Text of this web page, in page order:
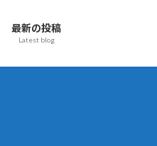
最新の投稿
Latest blog